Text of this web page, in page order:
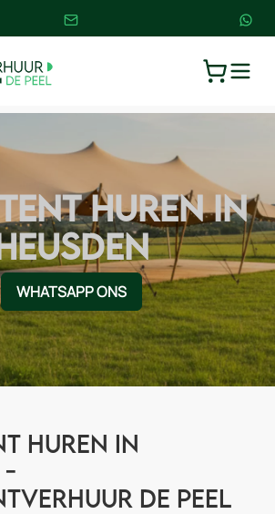
HUREN IN
WHATSAPP ONS
huren in
-
De Peel